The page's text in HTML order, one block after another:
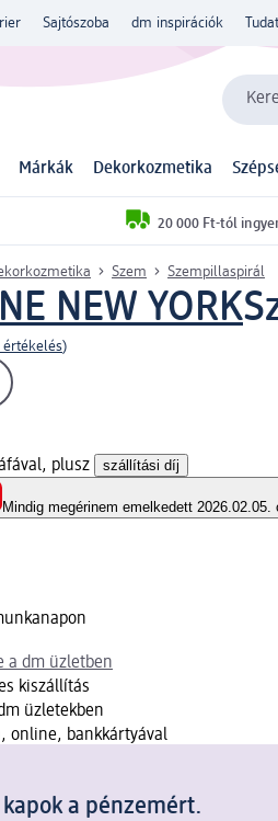
Sajtószoba dm inspirációk
Márkák Dekorkozmetika
20 000 Ft-tól
Szem Szempillaspirál
NEW YORK
értékelés)
plusz szállítási díj
Mindig megérinem emelkedett 2026.02.05.
a dm üzletben
kiszállítás
üzletekben
online, bankkártyával
a pénzemért.